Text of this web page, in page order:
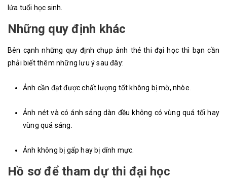
lứa tuổi học sinh.
Những quy định khác
Bên cạnh những quy định chụp ảnh thẻ thi đại học thì bạn cần
phải biết thêm những lưu ý sau đây:
Ảnh cần đạt được chất lượng tốt không bị mờ, nhòe.
Ảnh nét và có ánh sáng dàn đều không có vùng quá tối hay
vùng quá sáng.
Ảnh không bị gấp hay bị dính mực.
Hồ sơ để tham dự thi đại học